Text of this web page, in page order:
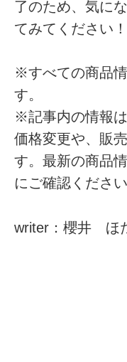
了のため、気に
てみてください！
※すべての商品
す。
※記事内の情報
価格変更や、販
す。最新の商品
にご確認ください
writer：櫻井 ほ